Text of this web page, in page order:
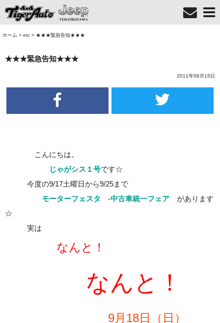
ホーム > etc > ★★★緊急告知★★★
★★★緊急告知★★★
2011年09月15日
こんにちは。
じゃがシス１号です☆
今度の9/17土曜日から9/25まで
モーターフェスタ -中古車統一フェア があります
☆
実は
なんと！
なんと！
9月18日（日）